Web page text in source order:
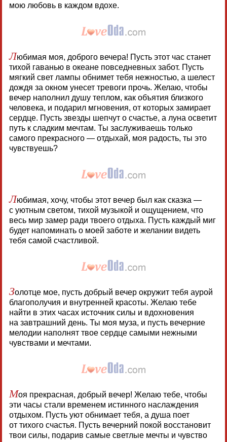
мою любовь в каждом вдохе.
Любимая моя, доброго вечера! Пусть этот час станет
тихой гаванью в океане повседневных забот. Пусть
мягкий свет лампы обнимет тебя нежностью, а шелест
дождя за окном унесет тревоги прочь. Желаю, чтобы
вечер наполнил душу теплом, как объятия близкого
человека, и подарил мгновения, от которых замирает
сердце. Пусть звезды шепчут о счастье, а луна осветит
путь к сладким мечтам. Ты заслуживаешь только
самого прекрасного — отдыхай, моя радость, ты это
чувствуешь?
Любимая, хочу, чтобы этот вечер был как сказка —
с уютным светом, тихой музыкой и ощущением, что
весь мир замер ради твоего отдыха. Пусть каждый миг
будет напоминать о моей заботе и желании видеть
тебя самой счастливой.
Золотце мое, пусть добрый вечер окружит тебя аурой
благополучия и внутренней красоты. Желаю тебе
найти в этих часах источник силы и вдохновения
на завтрашний день. Ты моя муза, и пусть вечерние
мелодии наполнят твое сердце самыми нежными
чувствами и мечтами.
Моя прекрасная, добрый вечер! Желаю тебе, чтобы
эти часы стали временем истинного наслаждения
отдыхом. Пусть уют обнимает тебя, а душа поет
от тихого счастья. Пусть вечерний покой восстановит
твои силы, подарив самые светлые мечты и чувство